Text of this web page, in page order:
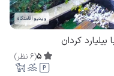
ویدیو اقامتگاه
بیلیارد کردان
5
(
6 نظر)